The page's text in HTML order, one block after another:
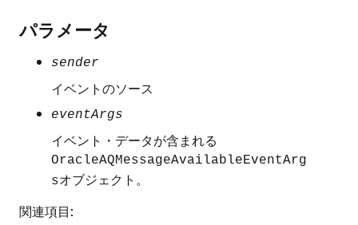
パラメータ
sender
イベントのソース
eventArgs
イベント・データが含まれる
OracleAQMessageAvailableEventArg
sオブジェクト。
関連項目: